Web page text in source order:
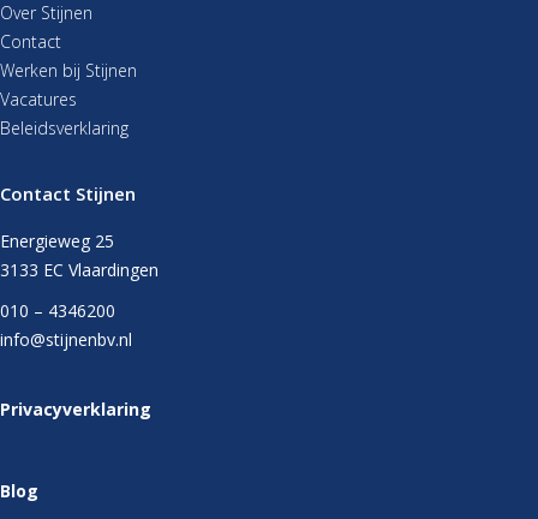
Over Stijnen
Contact
Werken bij Stijnen
Vacatures
Beleidsverklaring
Contact Stijnen
Energieweg 25
3133 EC Vlaardingen
010 – 4346200
info@stijnenbv.nl
Privacyverklaring
Blog